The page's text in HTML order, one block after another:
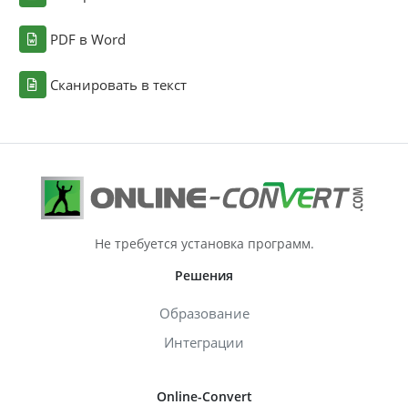
PDF в Word
Сканировать в текст
Не требуется установка программ.
Решения
Образование
Интеграции
Online-Convert